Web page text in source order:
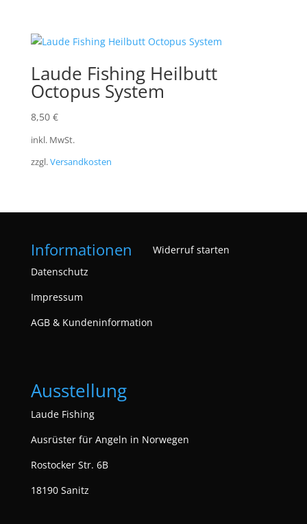
Laude Fishing Heilbutt
Octopus System
8,50 €
inkl. MwSt.
zzgl.Versandkosten
Informationen
Datenschutz
Impressum
AGB & Kundeninformation
Widerruf starten
Ausstellung
Laude Fishing
Ausrüster für Angeln in Norwegen
Rostocker Str. 6B
18190 Sanitz